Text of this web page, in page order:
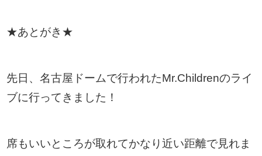
★あとがき★
先日、名古屋ドームで行われたMr.Childrenのライ
ブに行ってきました！
席もいいところが取れてかなり近い距離で見れま